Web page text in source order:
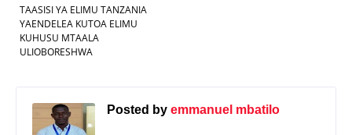
TAASISI YA ELIMU TANZANIA
YAENDELEA KUTOA ELIMU
KUHUSU MTAALA
ULIOBORESHWA
Posted by emmanuel mbatilo